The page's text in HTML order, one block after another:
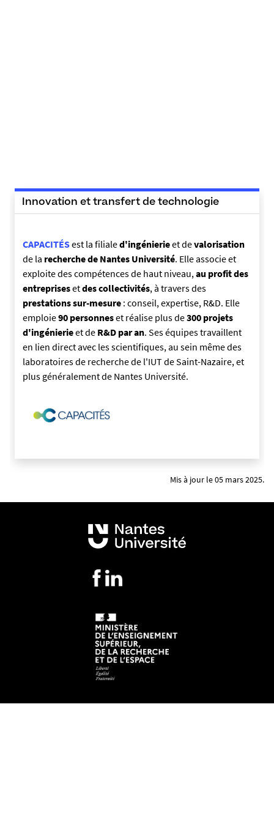
Innovation et transfert de technologie
CAPACITÉSest la filialed'ingénierieet devalorisation
de la recherche de Nantes Université. Elle associe et
exploite des compétences de haut niveau,au profit des
entreprisesetdes collectivités, à travers des
prestations sur-mesure : conseil, expertise, R&D. Elle
emploie90 personneset réalise plus de300 projets
d'ingénierieet de R&D par an. Ses équipes travaillent
en lien direct avec les scientifiques, au sein même des
laboratoires de recherche de l'IUT de Saint-Nazaire, et
plus généralement de Nantes Université.
Mis à jour le 05 mars 2025.